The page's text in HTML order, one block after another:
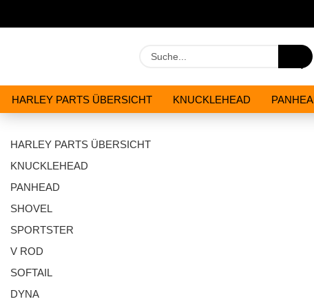
HARLEY PARTS ÜBERSICHT KNUCKLEHEAD
HARLEY PARTS ÜBERSICHT
KNUCKLEHEAD
PANHEAD
SHOVEL
SPORTSTER
V ROD
SOFTAIL
DYNA